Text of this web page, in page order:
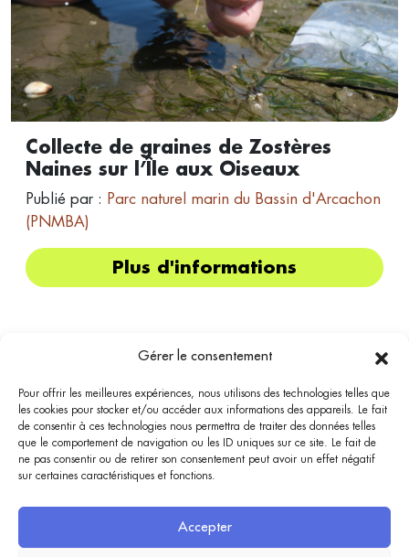
Gérer le consentement
Pour offrir les meilleures expériences, nous utilisons des technologies telles que
les cookies pour stocker et/ou accéder aux informations des appareils. Le fait
de consentir à ces technologies nous permettra de traiter des données telles
que le comportement de navigation ou les ID uniques sur ce site. Le fait de
ne pas consentir ou de retirer son consentement peut avoir un effet négatif
sur certaines caractéristiques et fonctions.
Accepter
Collecte de graines de Zostères
Naines sur l’Île aux Oiseaux
Publié par : Parc naturel marin du Bassin d'Arcachon
(PNMBA)
Plus d'informations
BassinBénévolat
Bassin Bénévolat est accessible depuis TVBA.fr, bassin-arcachon.com et marque-bassin-
arcachon.fr. Elle a vocation à être un intermédiaire entre l’offre et la demande sur des